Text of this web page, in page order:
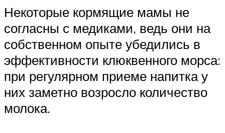
Некоторые кормящие мамы не
согласны с медиками, ведь они на
собственном опыте убедились в
эффективности клюквенного морса:
при регулярном приеме напитка у
них заметно возросло количество
молока.